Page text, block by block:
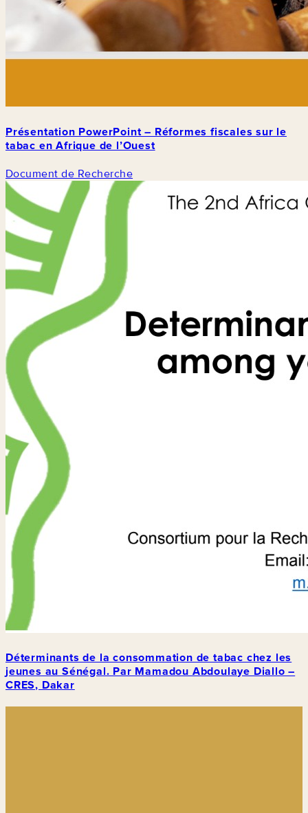
Présentation PowerPoint – Réformes fiscales sur le
tabac en Afrique de l’Ouest
Document de Recherche
Déterminants de la consommation de tabac chez les
jeunes au Sénégal. Par Mamadou Abdoulaye Diallo –
CRES, Dakar